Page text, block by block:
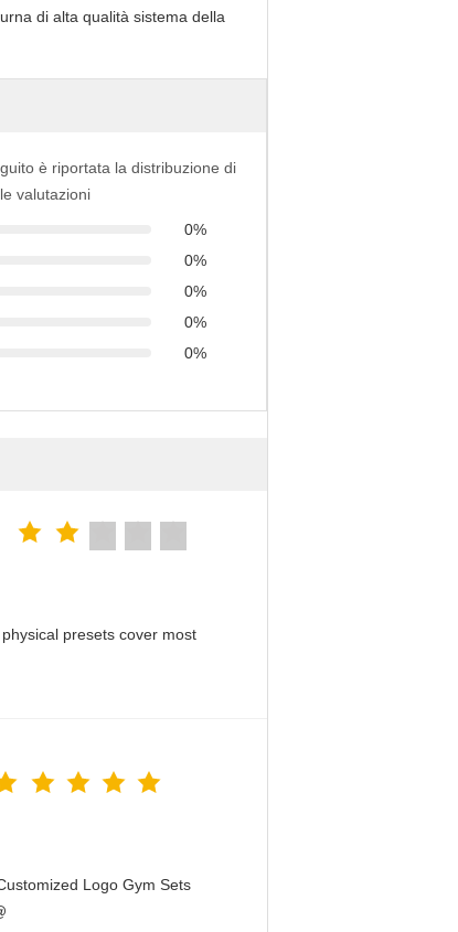
è riportata la distribuzione di
valutazioni
0%
0%
0%
0%
0%
presets cover most
Logo Gym Sets